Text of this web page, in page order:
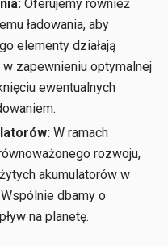
Oferujemy również
ładowania, aby
elementy działają
zapewnieniu optymalnej
ewentualnych
W ramach
rozwoju,
akumulatorów w
dbamy o
na planetę.